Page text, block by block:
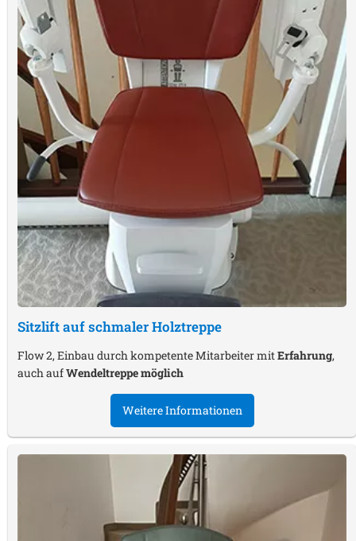
Sitzlift auf schmaler Holztreppe
Flow 2, Einbau durch kompetente Mitarbeiter mitErfahrung,
auch aufWendeltreppe möglich
Weitere Informationen